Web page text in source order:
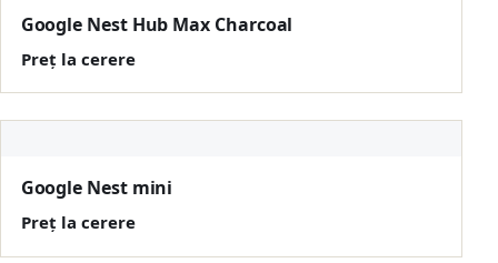
Google Nest Hub Max Charcoal
Preț la cerere
Google Nest mini
Preț la cerere